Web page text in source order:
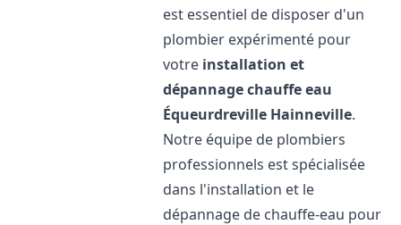
est essentiel de disposer d'un
plombier expérimenté pour
votre installation et
dépannage chauffe eau
Équeurdreville Hainneville.
Notre équipe de plombiers
professionnels est spécialisée
dans l'installation et le
dépannage de chauffe-eau pour